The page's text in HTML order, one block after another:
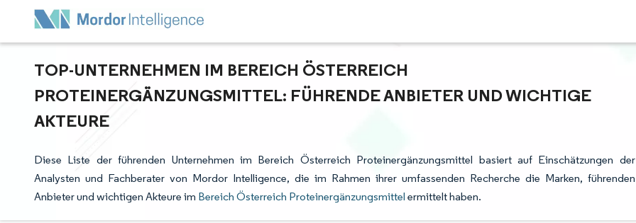
TOP-UNTERNEHMEN IM BEREICH ÖSTERREICH
PROTEINERGÄNZUNGSMITTEL: FÜHRENDE ANBIETER UND WICHTIGE
AKTEURE
Diese Liste der führenden Unternehmen im Bereich Österreich Proteinergänzungsmittel basiert auf Einschätzungen der
Analysten und Fachberater von Mordor Intelligence, die im Rahmen ihrer umfassenden Recherche die Marken, führenden
Anbieter und wichtigen Akteure im Bereich Österreich Proteinergänzungsmittel ermittelt haben.